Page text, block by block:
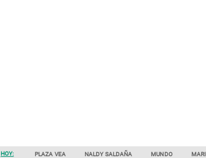
HOY: PLAZA VEA NALDY SALDAÑA MUNDO